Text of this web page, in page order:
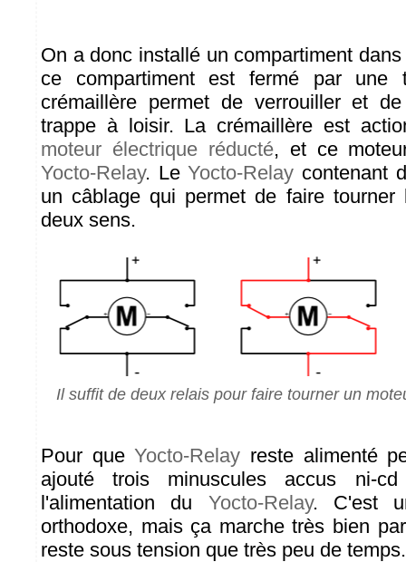
On a donc installé un compartiment
ce compartiment est fermé par une
crémaillère permet de verrouiller et
trappe à loisir. La crémaillère est
moteur électrique réducté, et ce
Yocto-Relay. LeYocto-Relay contenant
un câblage qui permet de faire
deux sens.
Il suffit de deux relais pour faire tourner un
Pour queYocto-Relay reste alimenté
ajouté trois minuscules accus ni-
l'alimentation du Yocto-Relay. C'est
orthodoxe, mais ça marche très bien
reste sous tension que très peu de temps.